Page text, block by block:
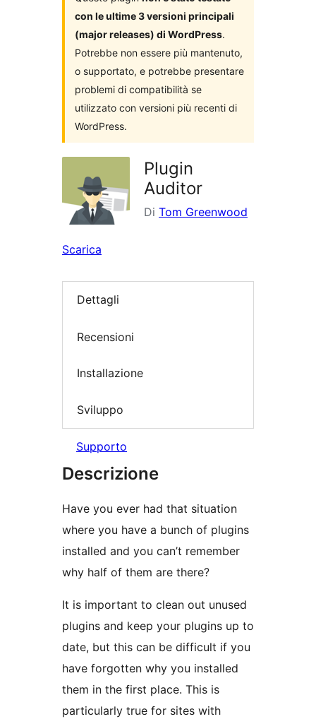
con le ultime 3 versioni principali
(major releases) di WordPress.
Potrebbe non essere più mantenuto,
o supportato, e potrebbe presentare
problemi di compatibilità se
utilizzato con versioni più recenti di
WordPress.
Plugin
Auditor
Di Tom Greenwood
Scarica
Dettagli
Recensioni
Installazione
Sviluppo
Supporto
Descrizione
Have you ever had that situation
where you have a bunch of plugins
installed and you can’t remember
why half of them are there?
It is important to clean out unused
plugins and keep your plugins up to
date, but this can be difficult if you
have forgotten why you installed
them in the first place. This is
particularly true for sites with